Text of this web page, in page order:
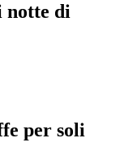
notte di
per soli